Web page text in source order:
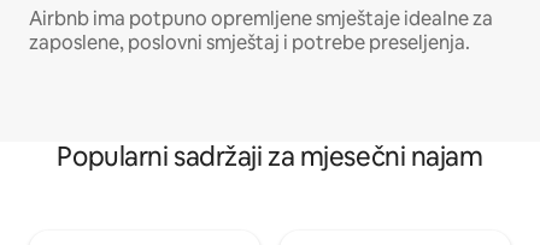
Airbnb ima potpuno opremljene smještaje idealne za
zaposlene, poslovni smještaj i potrebe preseljenja.
Popularni sadržaji za mjesečni najam